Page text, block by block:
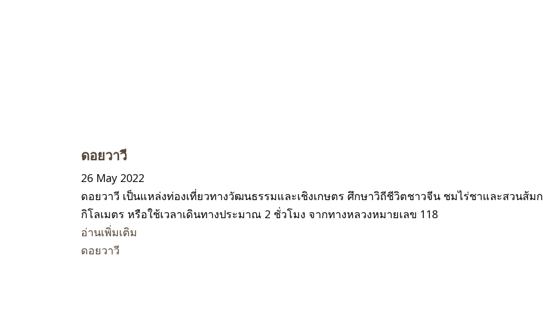
ดอยวาวี
26 May 2022
ดอยวาวี เป็นแหล่งท่องเที่ยวทางวัฒนธรรมและเชิงเกษตร ศึกษาวิถีชีวิตชาวจีน ชมไร่ชาและสวนส้ม
กิโลเมตร หรือใช้เวลาเดินทางประมาณ 2 ชั่วโมง จากทางหลวงหมายเลข 118
อ่านเพิ่มเติม
ดอยวาวี